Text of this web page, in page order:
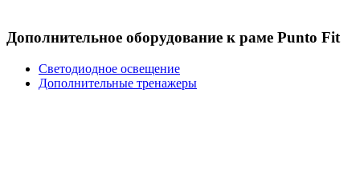
Дополнительное оборудование к раме Punto Fit
Светодиодное освещение
Дополнительные тренажеры